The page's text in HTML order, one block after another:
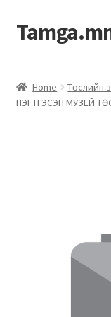
ХАБЭА-н багц
Компанийн
Home Төслийн
НЭГТГЭСЭН МУЗЕЙ